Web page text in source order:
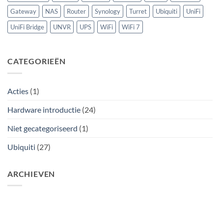
Gateway
NAS Router Synology Turret Ubiquiti
UniFi
UniFi Bridge
UNVR UPS WiFi WiFi 7
CATEGORIEËN
Acties (1)
Hardware introductie (24)
Niet gecategoriseerd (1)
Ubiquiti (27)
ARCHIEVEN